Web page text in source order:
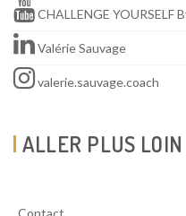
CHALLENGE YOURSELF
Valérie Sauvage
valerie.sauvage.coach
ALLER PLUS LOIN
Contact